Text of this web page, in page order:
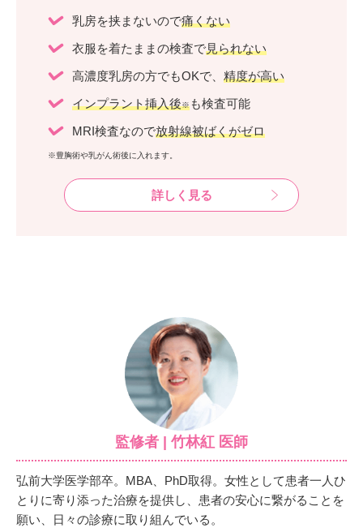
乳房を挟まないので痛くない
衣服を着たままの検査で見られない
高濃度乳房の方でもOKで、 精度が高い
インプラント挿入後※ も検査可能
MRI検査なので放射線被ばくがゼロ
※豊胸術や乳がん術後に入れます。
詳しく見る
監修者 | 竹林紅 医師
弘前大学医学部卒。MBA、PhD取得。女性として患者一人ひ
とりに寄り添った治療を提供し、患者の安心に繋がることを
願い、日々の診療に取り組んでいる。